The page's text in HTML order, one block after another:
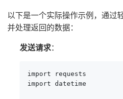
以下是一个实际操作示例，通过
并处理返回的数据：
发送请求：
import requests
import datetime